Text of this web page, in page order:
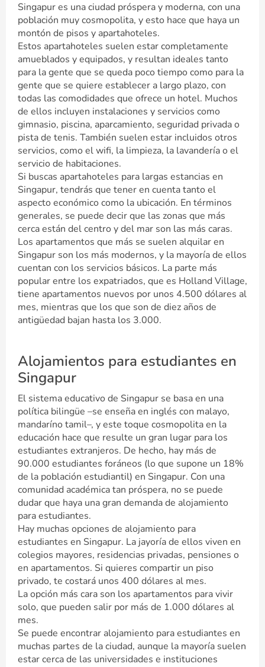
Singapur es una ciudad próspera y moderna, con una
población muy cosmopolita, y esto hace que haya un
montón de pisos y apartahoteles.
Estos apartahoteles suelen estar completamente
amueblados y equipados, y resultan ideales tanto
para la gente que se queda poco tiempo como para la
gente que se quiere establecer a largo plazo, con
todas las comodidades que ofrece un hotel. Muchos
de ellos incluyen instalaciones y servicios como
gimnasio, piscina, aparcamiento, seguridad privada o
pista de tenis. También suelen estar incluidos otros
servicios, como el wifi, la limpieza, la lavandería o el
servicio de habitaciones.
Si buscas apartahoteles para largas estancias en
Singapur, tendrás que tener en cuenta tanto el
aspecto económico como la ubicación. En términos
generales, se puede decir que las zonas que más
cerca están del centro y del mar son las más caras.
Los apartamentos que más se suelen alquilar en
Singapur son los más modernos, y la mayoría de ellos
cuentan con los servicios básicos. La parte más
popular entre los expatriados, que es Holland Village,
tiene apartamentos nuevos por unos 4.500 dólares al
mes, mientras que los que son de diez años de
antigüedad bajan hasta los 3.000.
Alojamientos para estudiantes en
Singapur
El sistema educativo de Singapur se basa en una
política bilingüe –se enseña en inglés con malayo,
mandaríno tamil–, y este toque cosmopolita en la
educación hace que resulte un gran lugar para los
estudiantes extranjeros. De hecho, hay más de
90.000 estudiantes foráneos (lo que supone un 18%
de la población estudiantil) en Singapur. Con una
comunidad académica tan próspera, no se puede
dudar que haya una gran demanda de alojamiento
para estudiantes.
Hay muchas opciones de alojamiento para
estudiantes en Singapur. La jayoría de ellos viven en
colegios mayores, residencias privadas, pensiones o
en apartamentos. Si quieres compartir un piso
privado, te costará unos 400 dólares al mes.
La opción más cara son los apartamentos para vivir
solo, que pueden salir por más de 1.000 dólares al
mes.
Se puede encontrar alojamiento para estudiantes en
muchas partes de la ciudad, aunque la mayoría suelen
estar cerca de las universidades e instituciones